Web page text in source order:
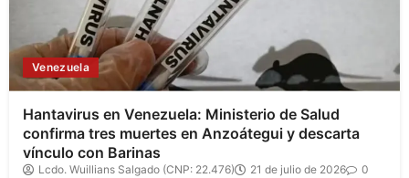
Venezuela
Hantavirus en Venezuela: Ministerio de Salud
confirma tres muertes en Anzoátegui y descarta
vínculo con Barinas
Lcdo. Wuillians Salgado (CNP: 22.476) 21 de julio de 2026 0